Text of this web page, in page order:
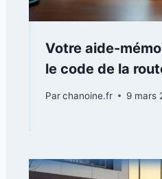
Votre aide-
le code de la
Parchanoine.fr 9 mars